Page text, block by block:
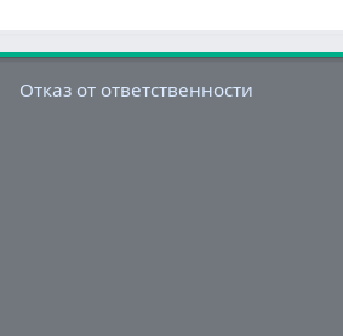
Отказ от ответственности